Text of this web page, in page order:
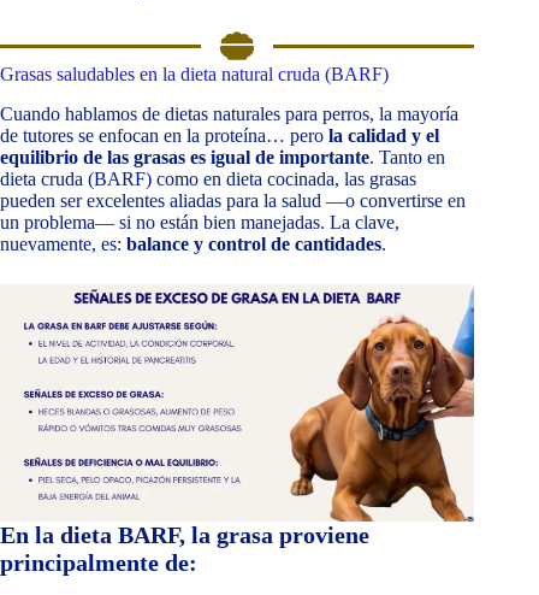
Grasas saludables en la dieta natural cruda (BARF)
Cuando hablamos de dietas naturales para perros, la mayoría
de tutores se enfocan en la proteína… pero la calidad y el
equilibrio de las grasas es igual de importante. Tanto en
dieta cruda (BARF) como en dieta cocinada, las grasas
pueden ser excelentes aliadas para la salud —o convertirse en
un problema— si no están bien manejadas. La clave,
nuevamente, es: balance y control de cantidades.
En la dieta BARF, la grasa proviene
principalmente de: